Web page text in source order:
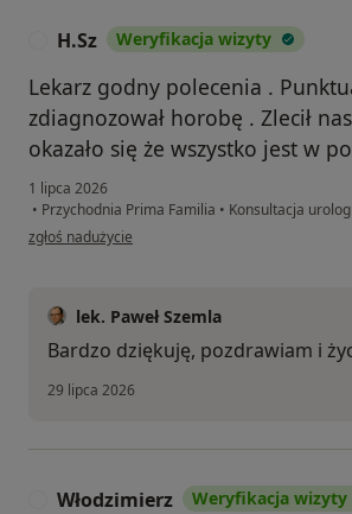
H.Sz Weryfikacja wizyty
Lekarz godny polecenia .
zdiagnozował horobę . Zlecił
okazało się że wszystko jest w
1 lipca 2026
• Przychodnia Prima Familia • Konsultacja
w opinii użytkownika H.Sz
zgłoś nadużycie
lek. Paweł Szemla
Bardzo dziękuję, pozdrawiam i
29 lipca 2026
Włodzimierz Weryfikacja wizyty